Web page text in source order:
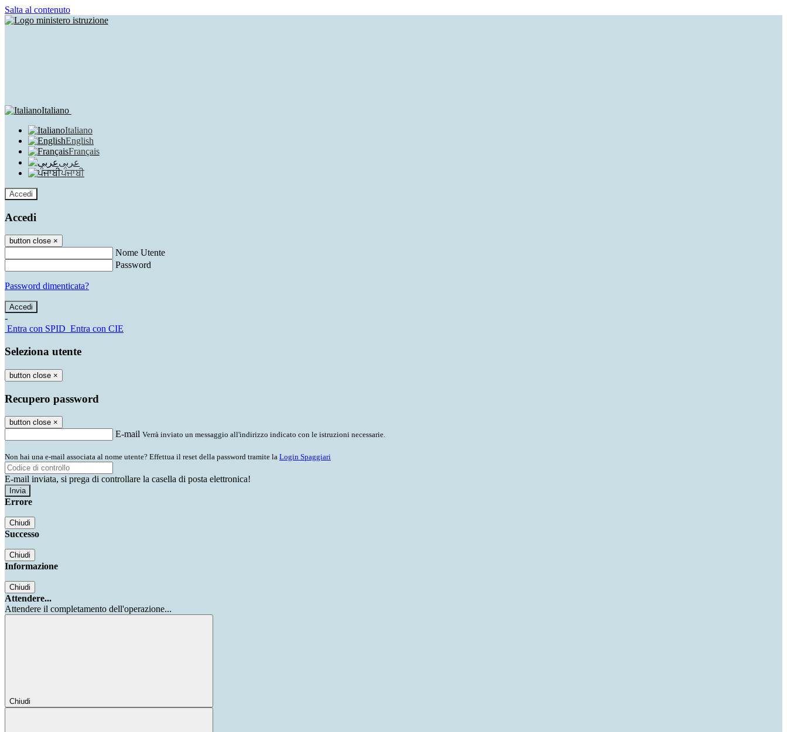
Salta al contenuto
Italiano
Italiano
English
Français
عربى
ਪੰਜਾਬੀ
Accedi
Accedi
button close ×
Nome Utente
Password
Password dimenticata?
-
Entra con SPID Entra con CIE
Seleziona utente
button close ×
Recupero password
button close ×
E-mail Verrà inviato un messaggio all'indirizzo indicato con le istruzioni necessarie.
Non hai una e-mail associata al nome utente? Effettua il reset della password tramite la Login Spaggiari
E-mail inviata, si prega di controllare la casella di posta elettronica!
Errore
Chiudi
Successo
Chiudi
Informazione
Chiudi
Attendere...
Attendere il completamento dell'operazione...
Chiudi